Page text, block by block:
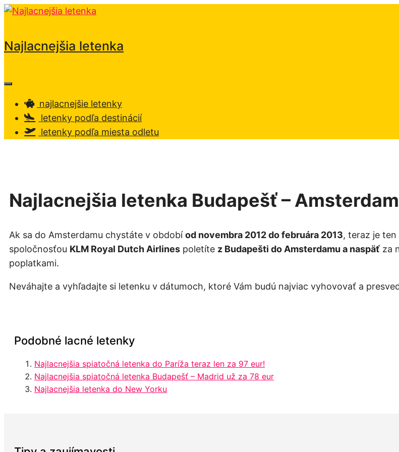
Preskočiť
obsah
Najlacnejšia letenka
Menu
najlacnejšie letenky
letenky podľa destinácií
letenky podľa miesta odletu
Najlacnejšia letenka Budapešť – Amsterdam
Ak sa do Amsterdamu chystáte v obdobíod novembra 2012 do februára 2013, teraz je
spoločnosťou KLM Royal Dutch Airlines poletíte z Budapešti do Amsterdamu a naspäť za
poplatkami.
Neváhajte a vyhľadajte si letenku v dátumoch, ktoré Vám budú najviac vyhovovať a
Podobné lacné letenky
Najlacnejšia spiatočná letenka do Paríža teraz len za 97 eur!
Najlacnejšia spiatočná letenka Budapešť – Madrid už za 78 eur
Najlacnejšia letenka do New Yorku